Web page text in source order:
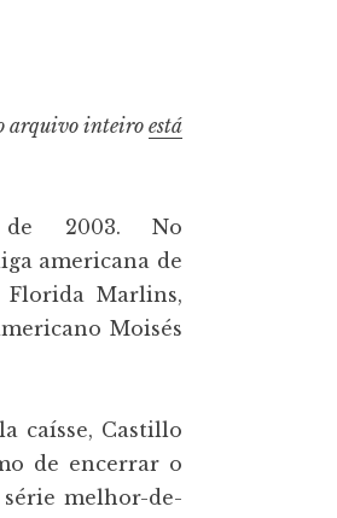
arquivo inteiroestá
2003. No
americana de
Marlins,
Moisés
caísse, Castillo
de encerrar o
melhor-de-